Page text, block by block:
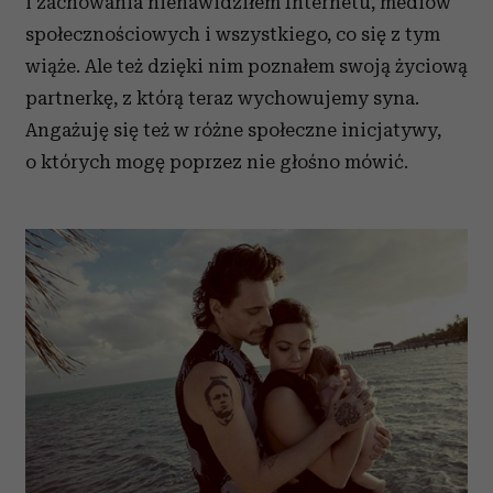
korzystasz z naszej witryny, udostępniamy partnerom
społecznościowym, reklamowym i analitycznym.
Partnerzy mogą połączyć te informacje z innymi danymi
otrzymanymi od Ciebie lub uzyskanymi podczas
korzystania z ich usług.
społecznościowych i wszystkiego, co się z tym
wiąże. Ale też dzięki nim poznałem swoją życiową
partnerkę, z którą teraz wychowujemy syna.
Angażuję się też w różne społeczne inicjatywy,
o których mogę poprzez nie głośno mówić.